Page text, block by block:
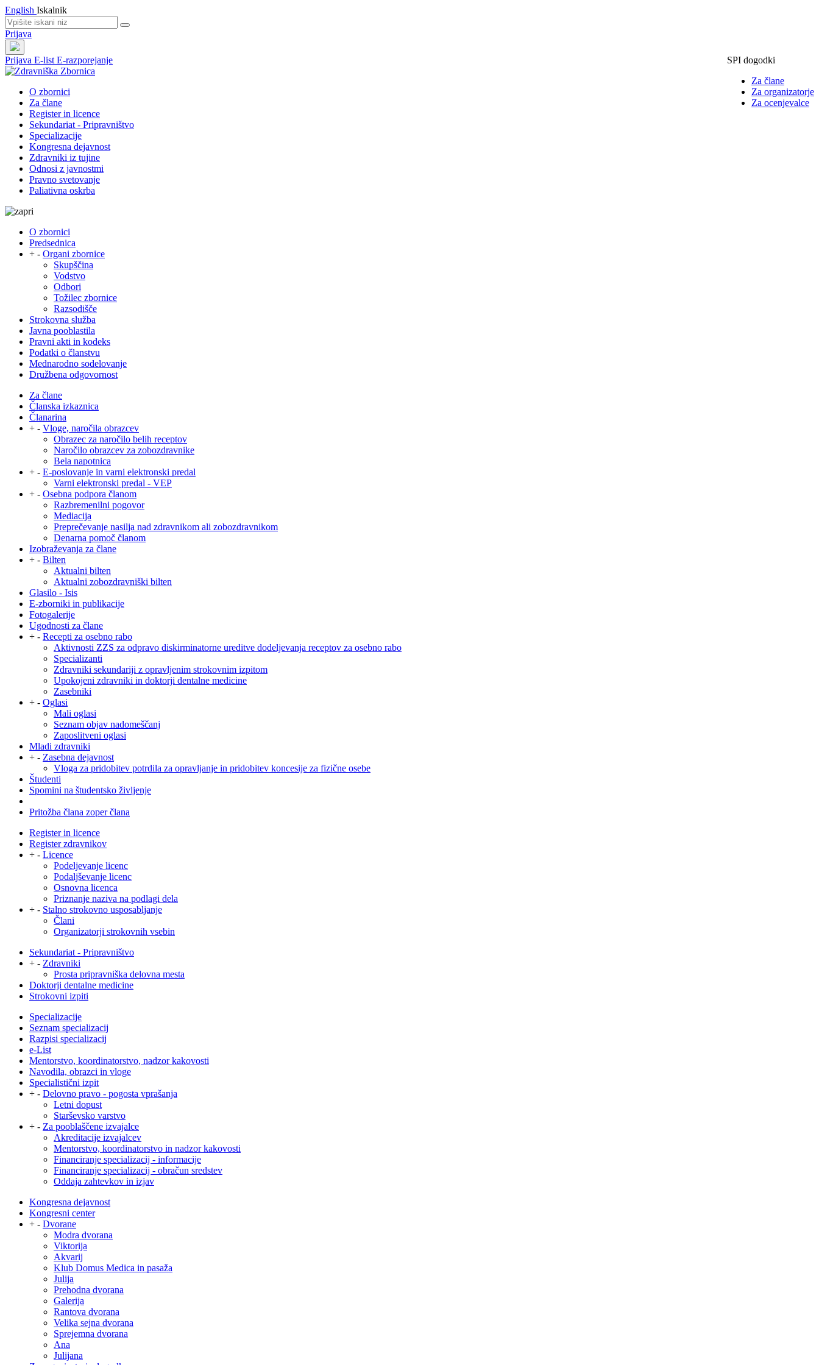
English Iskalnik
Prijava
Prijava
SPI dogodki
Za člane
Za organizatorje
Za ocenjevalce
E-list E-razporejanje
O zbornici
Za člane
Register in licence
Sekundariat - Pripravništvo
Specializacije
Kongresna dejavnost
Zdravniki iz tujine
Odnosi z javnostmi
Pravno svetovanje
Paliativna oskrba
O zbornici
Predsednica
+ - Organi zbornice
Skupščina
Vodstvo
Odbori
Tožilec zbornice
Razsodišče
Strokovna služba
Javna pooblastila
Pravni akti in kodeks
Podatki o članstvu
Mednarodno sodelovanje
Družbena odgovornost
Za člane
Članska izkaznica
Članarina
+ - Vloge, naročila obrazcev
Obrazec za naročilo belih receptov
Naročilo obrazcev za zobozdravnike
Bela napotnica
+ - E-poslovanje in varni elektronski predal
Varni elektronski predal - VEP
+ - Osebna podpora članom
Razbremenilni pogovor
Mediacija
Preprečevanje nasilja nad zdravnikom ali zobozdravnikom
Denarna pomoč članom
Izobraževanja za člane
+ - Bilten
Aktualni bilten
Aktualni zobozdravniški bilten
Glasilo - Isis
E-zborniki in publikacije
Fotogalerije
Ugodnosti za člane
+ - Recepti za osebno rabo
Aktivnosti ZZS za odpravo diskirminatorne ureditve dodeljevanja receptov za osebno rabo
Specializanti
Zdravniki sekundariji z opravljenim strokovnim izpitom
Upokojeni zdravniki in doktorji dentalne medicine
Zasebniki
+ - Oglasi
Mali oglasi
Seznam objav nadomeščanj
Zaposlitveni oglasi
Mladi zdravniki
+ - Zasebna dejavnost
Vloga za pridobitev potrdila za opravljanje in pridobitev koncesije za fizične osebe
Študenti
Spomini na študentsko življenje
Pritožba člana zoper člana
Register in licence
Register zdravnikov
+ - Licence
Podeljevanje licenc
Podaljševanje licenc
Osnovna licenca
Priznanje naziva na podlagi dela
+ - Stalno strokovno usposabljanje
Člani
Organizatorji strokovnih vsebin
Sekundariat - Pripravništvo
+ - Zdravniki
Prosta pripravniška delovna mesta
Doktorji dentalne medicine
Strokovni izpiti
Specializacije
Seznam specializacij
Razpisi specializacij
e-List
Mentorstvo, koordinatorstvo, nadzor kakovosti
Navodila, obrazci in vloge
Specialistični izpit
+ - Delovno pravo - pogosta vprašanja
Letni dopust
Starševsko varstvo
+ - Za pooblaščene izvajalce
Akreditacije izvajalcev
Mentorstvo, koordinatorstvo in nadzor kakovosti
Financiranje specializacij - informacije
Financiranje specializacij - obračun sredstev
Oddaja zahtevkov in izjav
Kongresna dejavnost
Kongresni center
+ - Dvorane
Modra dvorana
Viktorija
Akvarij
Klub Domus Medica in pasaža
Julija
Prehodna dvorana
Galerija
Rantova dvorana
Velika sejna dvorana
Sprejemna dvorana
Ana
Julijana